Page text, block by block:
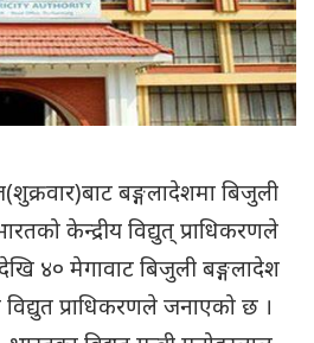
बङ्गलादेशमा बिजुली
केन्द्रीय विद्युत् प्राधिकरणले
४० मेगावाट बिजुली बङ्गलादेश
प्राधिकरणले जनाएको छ ।